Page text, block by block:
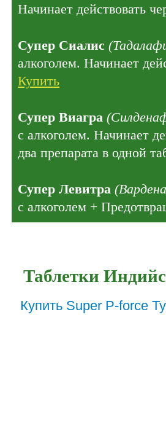
Начинает действовать
Супер Сиалис
алкоголем. Начинает
Купить
Супер Виагра
с алкоголем. Начинает
два препарата в одной
Супер Левитра
с алкоголем +
Таблетки
Купить Super P-force